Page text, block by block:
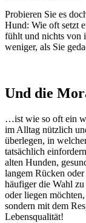
Probieren Sie es
Hund: Wie oft setzt
fühlt und nichts von
weniger, als Sie
Und die
…ist wie so oft ein
im Alltag nützlich
überlegen, in
tatsächlich
alten Hunden,
langem Rücken
häufiger die Wahl zu
oder liegen
sondern mit dem
Lebensqualität!